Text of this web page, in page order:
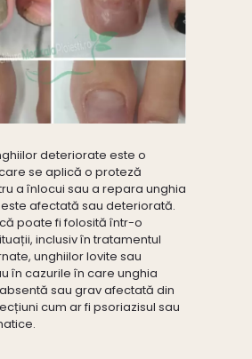
deteriorate este o
se aplică o proteză
a înlocui sau a repara unghia
afectată sau deteriorată.
poate fi folosită într-o
inclusiv în tratamentul
unghiilor lovite sau
în cazurile în care unghia
sau grav afectată din
cum ar fi psoriazisul sau